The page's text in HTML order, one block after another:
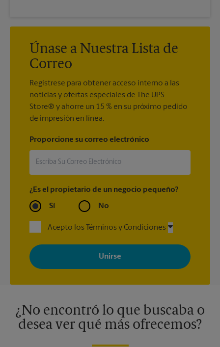
Únase a Nuestra Lista de
Correo
Regístrese para obtener acceso interno a las
noticias y ofertas especiales de The UPS
Store® y ahorre un 15 % en su próximo pedido
de impresión en línea.
Proporcione su correo electrónico
¿Es el propietario de un negocio pequeño?
Sí No
Acepto los Términos y Condiciones
Al registrarse, acepta recibir correos electrónicos de The UPS
Store con noticias, ofertas especiales, promociones y mensajes
adaptados a sus intereses. Puede darse de baja en cualquier
momento. Para más información, consulte nuestra política de
¿No encontró lo que buscaba o
desea ver qué más ofrecemos?